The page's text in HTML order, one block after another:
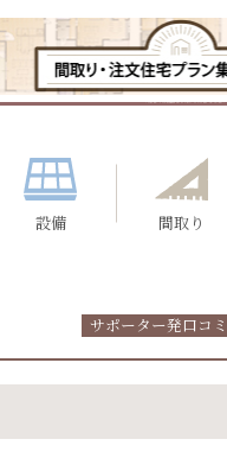
設備 間取り
サポーター発口コミ